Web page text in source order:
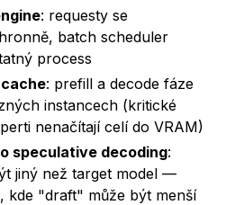
: requesty se
batch scheduler
process
: prefill a decode fáze
instancech (kritické
nenačítají celí do VRAM)
speculative decoding:
jiný než target model —
kde "draft" může být menší